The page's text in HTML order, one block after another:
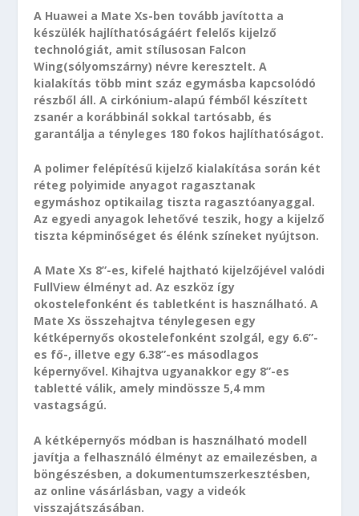
A Huawei a Mate Xs-ben tovább javította a
készülék hajlíthatóságáért felelős kijelző
technológiát, amit stílusosan Falcon
Wing(sólyomszárny) névre keresztelt. A
kialakítás több mint száz egymásba kapcsolódó
részből áll. A cirkónium-alapú fémből készített
zsanér a korábbinál sokkal tartósabb, és
garantálja a tényleges 180 fokos hajlíthatóságot.
A polimer felépítésű kijelző kialakítása során két
réteg polyimide anyagot ragasztanak
egymáshoz optikailag tiszta ragasztóanyaggal.
Az egyedi anyagok lehetővé teszik, hogy a kijelző
tiszta képminőséget és élénk színeket nyújtson.
A Mate Xs 8”-es, kifelé hajtható kijelzőjével valódi
FullView élményt ad. Az eszköz így
okostelefonként és tabletként is használható. A
Mate Xs összehajtva ténylegesen egy
kétképernyős okostelefonként szolgál, egy 6.6”-
es fő-, illetve egy 6.38”-es másodlagos
képernyővel. Kihajtva ugyanakkor egy 8”-es
tabletté válik, amely mindössze 5,4 mm
vastagságú.
A kétképernyős módban is használható modell
javítja a felhasználó élményt az emailezésben, a
böngészésben, a dokumentumszerkesztésben,
az online vásárlásban, vagy a videók
visszajátszásában.